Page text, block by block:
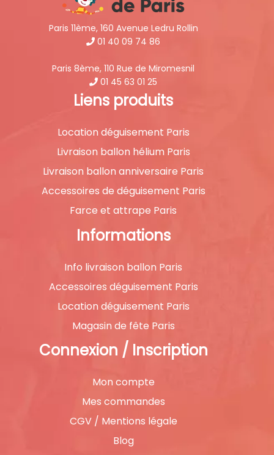
Paris 11ème, 160 Avenue Ledru Rollin
01 40 09 74 86
Paris 8ème, 110 Rue de Miromesnil
01 45 63 01 25
Liens produits
Location déguisement Paris
Livraison ballon hélium Paris
Livraison ballon anniversaire Paris
Accessoires de déguisement Paris
Farce et attrape Paris
Informations
Info livraison ballon Paris
Accessoires déguisement Paris
Location déguisement Paris
Magasin de fête Paris
Connexion / Inscription
Mon compte
Mes commandes
CGV / Mentions légale
Blog